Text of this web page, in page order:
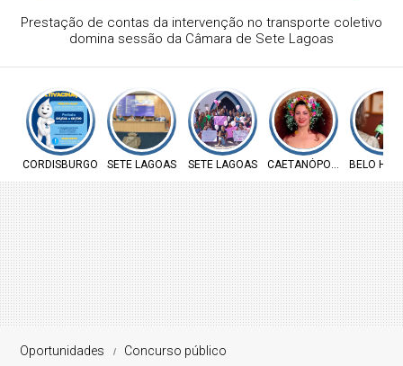
Prefeitura de Cordisburgo inicia Campanha Nacional de
Multivacinação para crianças e adolescentes
CORDISBURGO SETE LAGOAS SETE LAGOAS CAETANÓPOLIS BELO
Oportunidades Concurso público